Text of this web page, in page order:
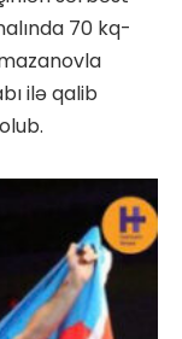
70 kq-
ilə qalib